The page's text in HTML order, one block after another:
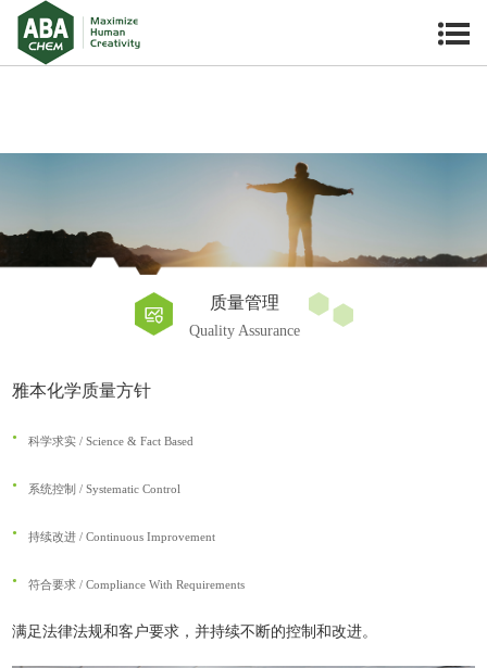
质量管理
Quality Assurance
雅本化学质量方针
科学求实 / Science & Fact Based
系统控制 / Systematic Control
持续改进 / Continuous Improvement
符合要求 / Compliance With Requirements
满足法律法规和客户要求，并持续不断的控制和改进。